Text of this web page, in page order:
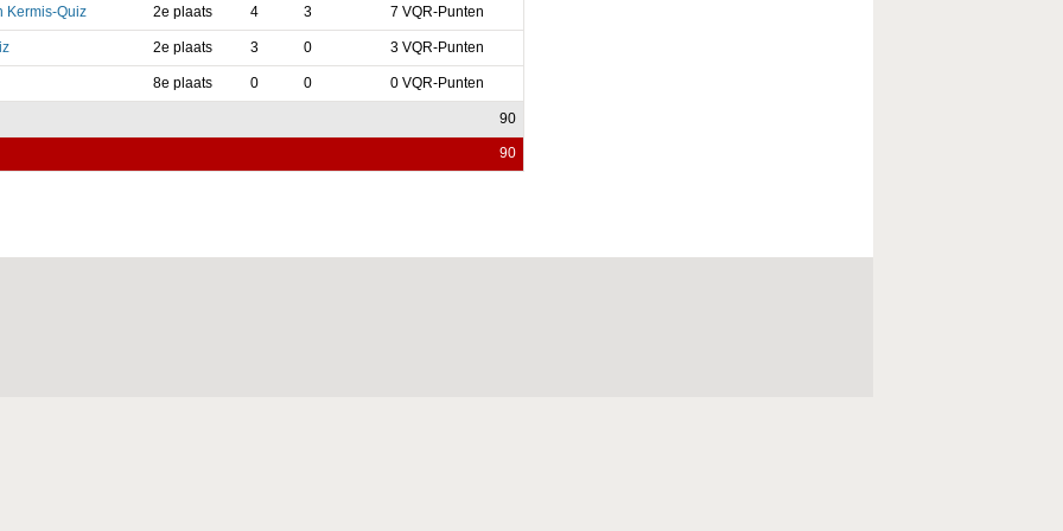
Kermis-Quiz 2e plaats 4 3 7 VQR-Punten
2e plaats 3 0 3 VQR-Punten
8e plaats 0 0 0 VQR-Punten
90
90